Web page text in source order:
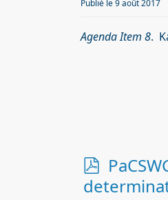
Publié le 9 août 2017
Agenda Item 8.
p
d